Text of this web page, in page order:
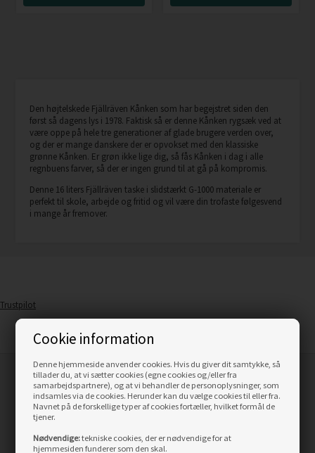
Cookie information
Denne hjemmeside anvender cookies. Hvis du giver dit samtykke, så
tillader du, at vi sætter cookies (egne cookies og/eller fra
samarbejdspartnere), og at vi behandler de personoplysninger, som
indsamles via de cookies. Herunder kan du vælge cookies til eller fra.
Navnet på de forskellige typer af cookies fortæller, hvilket formål de
tjener.
Nødvendige:tekniske cookies, der er nødvendige for at
hjemmesiden funderer som den skal.
Den højtelskede Fjällräven Kånken som har begejstret siden den
først så dagens lys i 1978. Faktisk så er denne Kånken rygsæk ved at
være oppe på hele tre generationer af glade brugere verden over,
og der er mange danskere der er opvokset med den klassiske
grønne Kånken. Er grøn ikke lige dig, så fås Kånken i dag i alle
regnbuens farver, så der er ingen grund til at gå på kompromis.
Denne 16 liters Fjällräven taske i slidstærkt G-1000 materiale er
perfekt til skole, arbejde og fritid og vil være din trofaste følgesvend
i mange år fremover.
Trustpilot